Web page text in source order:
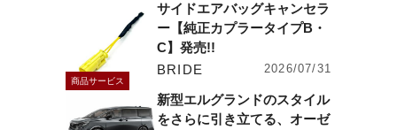
商品サービス
サイドエアバッグキャンセラ
ー【純正カプラータイプB・
C】発売!!
BRIDE
2026/07/31
新型エルグランドのスタイル
をさらに引き立てる、オーゼ